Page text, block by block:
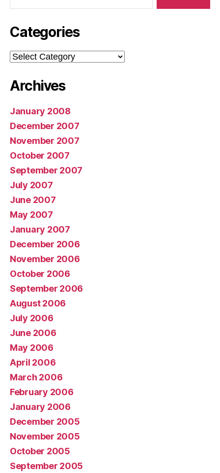
Categories
Categories
Archives
January 2008
December 2007
November 2007
October 2007
September 2007
July 2007
June 2007
May 2007
January 2007
December 2006
November 2006
October 2006
September 2006
August 2006
July 2006
June 2006
May 2006
April 2006
March 2006
February 2006
January 2006
December 2005
November 2005
October 2005
September 2005